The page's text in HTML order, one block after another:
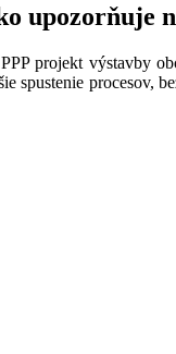
upozorňuje
projekt výstavby
spustenie procesov,